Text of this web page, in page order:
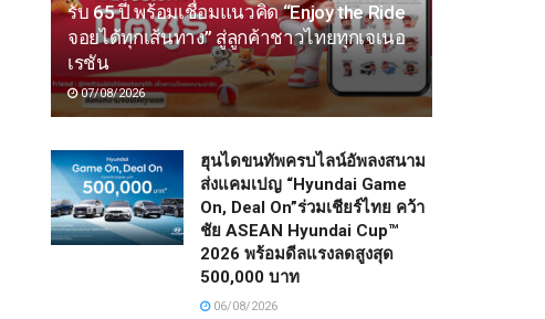
รับ 65 ปี พร้อมเชื่อมแนวคิด “Enjoy the Ride
จอยได้ทุกเส้นทาง” สู่ลูกค้าชาวไทยทุกเจเนอ
เรชัน
07/08/2026
ฮุนไดขนทัพครบไลน์อัพลงสนาม
ส่งแคมเปญ “Hyundai Game
On, Deal On”ร่วมเชียร์ไทย คว้า
ชัย ASEAN Hyundai Cup™
2026 พร้อมดีลแรงลดสูงสุด
500,000 บาท
06/08/2026